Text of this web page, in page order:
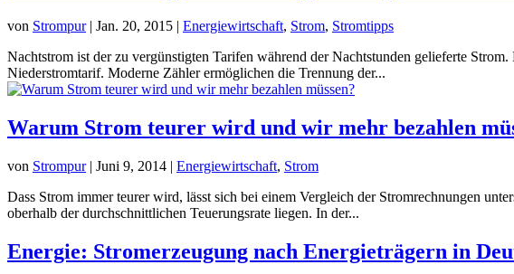
von Strompur| Jan. 20, 2015 | Energiewirtschaft, Strom, Stromtipps
Nachtstrom ist der zu vergünstigten Tarifen während der Nachtstunden gelieferte
Niederstromtarif. Moderne Zähler ermöglichen die Trennung der...
Warum Strom teurer wird und wir mehr bezahlen
von Strompur| Juni 9, 2014 | Energiewirtschaft, Strom
Dass Strom immer teurer wird, lässt sich bei einem Vergleich der Stromrechnungen
oberhalb der durchschnittlichen Teuerungsrate liegen. In der...
Energie: Stromerzeugung nach Energieträgern in